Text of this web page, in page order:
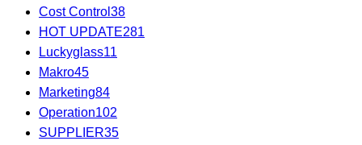
Cost Control 38
HOT UPDATE281
Luckyglass11
Makro45
Marketing84
Operation102
SUPPLIER35